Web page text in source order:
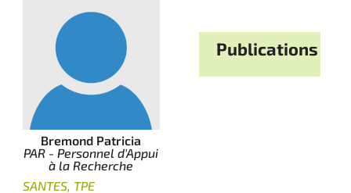
Bremond Patricia
PAR - Personnel d'Appui
à la Recherche
SANTES, TPE
Publications